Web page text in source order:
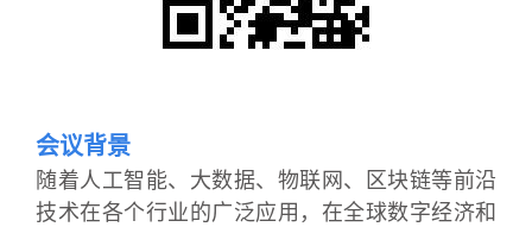
会议背景
随着人工智能、大数据、物联网、区块链等前沿
技术在各个行业的广泛应用，在全球数字经济和